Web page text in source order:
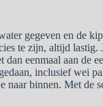
gegeven en de
te zijn, altijd
eenmaal aan de
inclusief wei
naar binnen. Met de